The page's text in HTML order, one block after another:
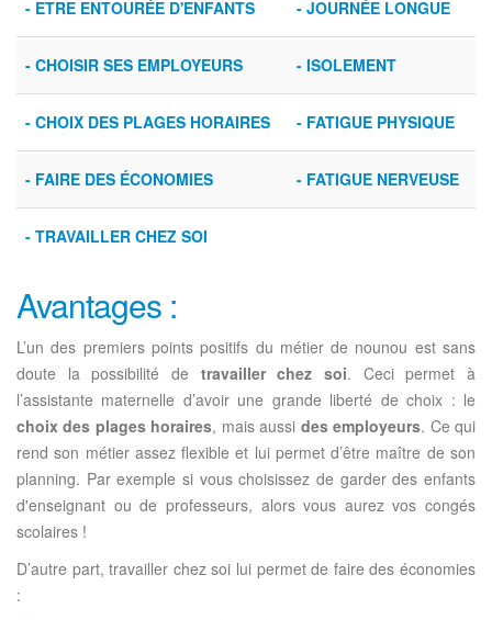
- ETRE ENTOURÉE D'ENFANTS - JOURNÉE LONGUE
- CHOISIR SES EMPLOYEURS - ISOLEMENT
- CHOIX DES PLAGES HORAIRES - FATIGUE PHYSIQUE
- FAIRE DES ÉCONOMIES - FATIGUE NERVEUSE
- TRAVAILLER CHEZ SOI
Avantages :
L’un des premiers points positifs du métier de nounou est sans
doute la possibilité de travailler chez soi. Ceci permet à
l’assistante maternelle d’avoir une grande liberté de choix : le
choix des plages horaires, mais aussi des employeurs. Ce qui
rend son métier assez flexible et lui permet d’être maître de son
planning. Par exemple si vous choisissez de garder des enfants
d'enseignant ou de professeurs, alors vous aurez vos congés
scolaires !
D’autre part, travailler chez soi lui permet de faire des économies
: